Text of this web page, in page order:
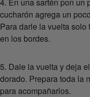
cucharón agrega un
Para darle la vuelta
en los bordes.
5. Dale la vuelta y deja
dorado. Prepara toda la
para acompañarlos.